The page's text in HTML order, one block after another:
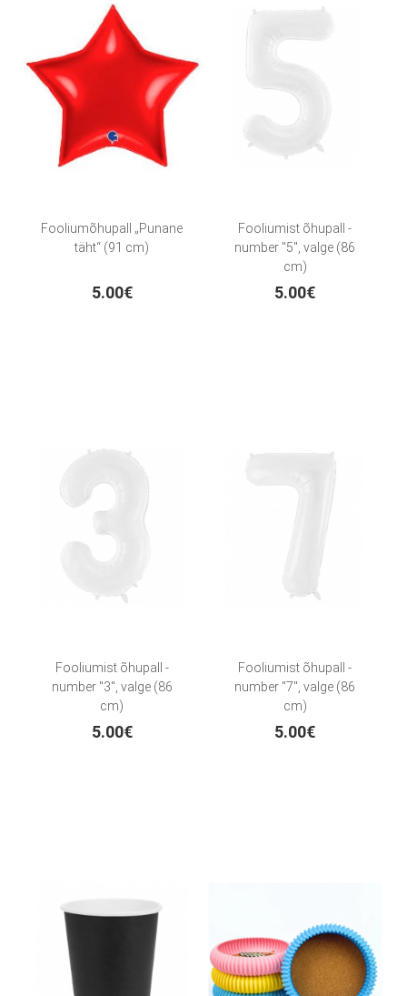
Fooliumõhupall „Punane
täht“ (91 cm)
5.00€
Fooliumist õhupall -
number "5", valge (86
cm)
5.00€
Fooliumist õhupall -
number "3", valge (86
cm)
5.00€
Fooliumist õhupall -
number "7", valge (86
cm)
5.00€